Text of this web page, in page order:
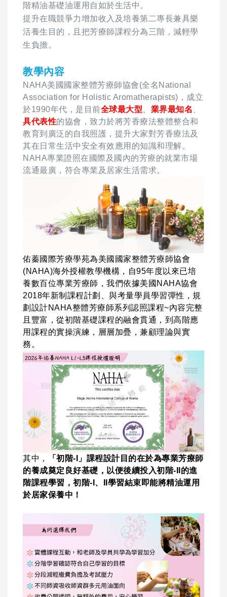
階精油基礎油運用自如於生活中。
提升在職競爭力增加收入及培養第二專長兼具樂
活養生目的，且把芳療師課程分為三階，減輕學
生負擔。
教學內容
NAHA美國國家整體芳療師協會(全名National
Association for Holistic Aromatherapists)，成立
於1990年代，是目前全球最大型 業界最知名
具代表性的協會，致力於將芳香療法整體整合和
教育到廣泛的自我照護，提升大家對芳香療法及
其在日常生活中安全有效應用的知識和理解。
NAHA專業證照在國際及國內的芳療的就業市場
流通最廣，符合專業及居家生活需求。
佑蓁國際芳療學苑為美國國家整體芳療師協會
(NAHA)海外授權教學機構，自95年度以來已培
養數百位專業芳療師，我們依據美國NAHA協會
2018年新制課程計劃、與考量學員學習彈性，規
劃設計NAHA整體芳療師系列認照課程~內容完整
且豐富，從初階基礎課程的融會貫通，到高階應
用課程的實操演練，層層加疊，兼顧理論與實
務。
其中，
「初階-I」課程設計目的在於為專業芳療師
的養成奠定良好基礎，以便後續投入初階-II的進
階課程學習，初階-I、II學習結束即能將精油運用
於居家保養中！